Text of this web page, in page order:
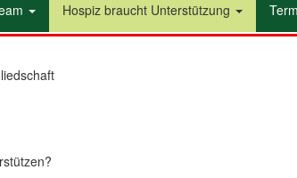
Hospiz braucht Unterstützung